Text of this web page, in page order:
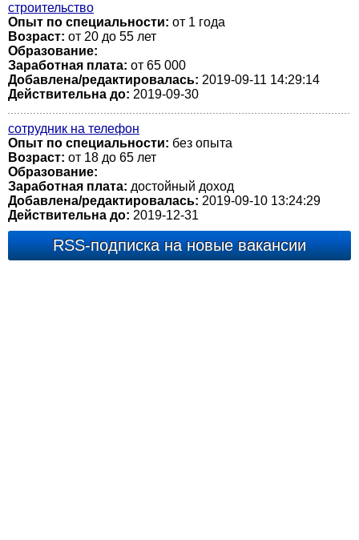
строительство
Опыт по специальности: от 1 года
Возраст: от 20 до 55 лет
Образование:
Заработная плата: от 65 000
Добавлена/редактировалась: 2019-09-11 14:29:14
Действительна до: 2019-09-30
сотрудник на телефон
Опыт по специальности: без опыта
Возраст: от 18 до 65 лет
Образование:
Заработная плата: достойный доход
Добавлена/редактировалась: 2019-09-10 13:24:29
Действительна до: 2019-12-31
RSS-подписка на новые вакансии